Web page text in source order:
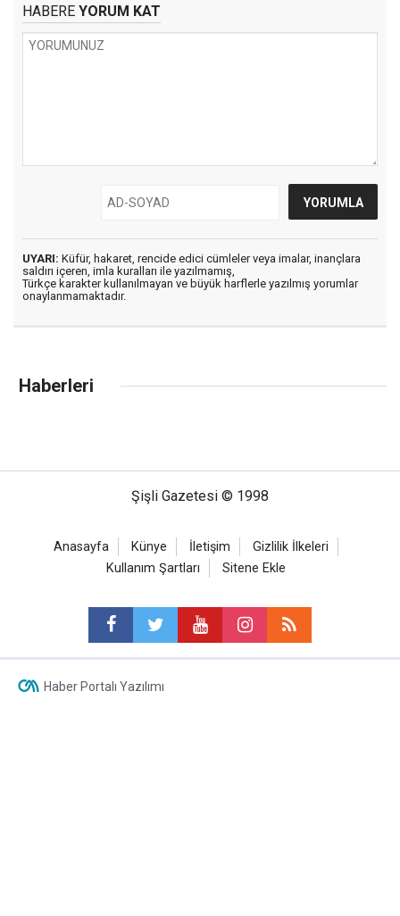
HABERE YORUM KAT
UYARI: Küfür, hakaret, rencide edici cümleler veya imalar, inançlara
saldırı içeren, imla kuralları ile yazılmamış,
Türkçe karakter kullanılmayan ve büyük harflerle yazılmış yorumlar
onaylanmamaktadır.
Haberleri
Şişli Gazetesi © 1998
Anasayfa Künye İletişim
Gizlilik İlkeleri
Kullanım Şartları
Sitene Ekle
Haber Portalı Yazılımı